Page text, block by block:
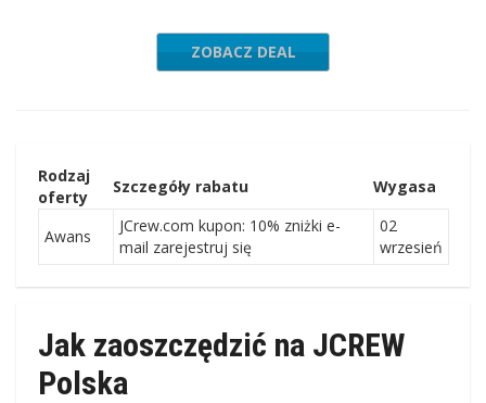
ZOBACZ DEAL
Rodzaj
oferty
Szczegóły rabatu Wygasa
Awans
JCrew.com kupon: 10% zniżki e-
mail zarejestruj się
02
wrzesień
Jak zaoszczędzić na JCREW
Polska